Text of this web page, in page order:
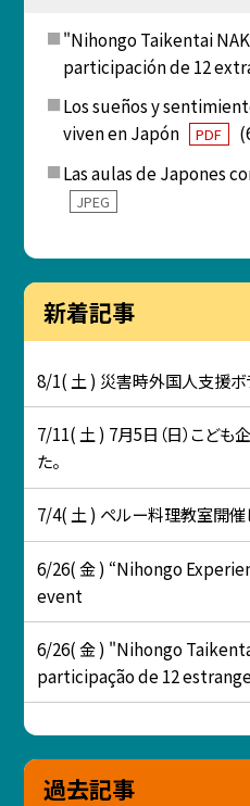
"Nihongo Taikentai
participación de 12
Los sueños y
viven en Japón
PDF
Las aulas de Japones
JPEG
新着記事
8/1( 土 ) 災害時外国人支援ボ
7/11( 土 ) 7月5日（日）こど
た。
7/4( 土 ) ペルー料理教室開催
6/26( 金 ) “Nihongo
event
6/26( 金 ) "Nihongo
participação de 12
過去記事